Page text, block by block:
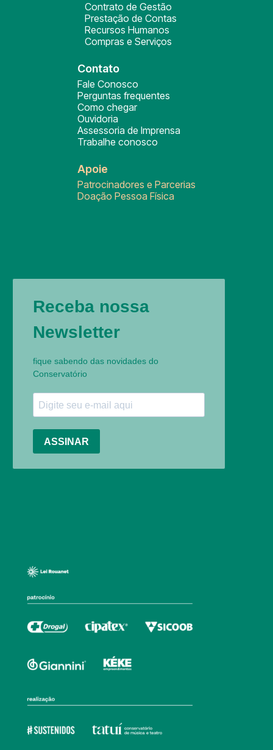
Contrato de Gestão
Prestação de Contas
Recursos Humanos
Compras e Serviços
Contato
Fale Conosco
Perguntas frequentes
Como chegar
Ouvidoria
Assessoria de Imprensa
Trabalhe conosco
Apoie
Patrocinadores e Parcerias
Doação Pessoa Física